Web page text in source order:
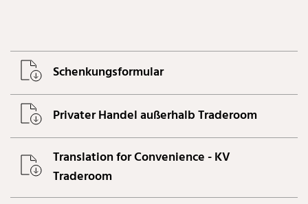
Schenkungsformular
Privater Handel außerhalb Traderoom
Translation for Convenience - KV
Traderoom